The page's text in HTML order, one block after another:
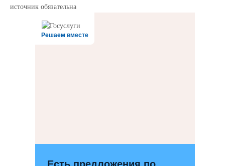
источник обязательна
Решаем вместе